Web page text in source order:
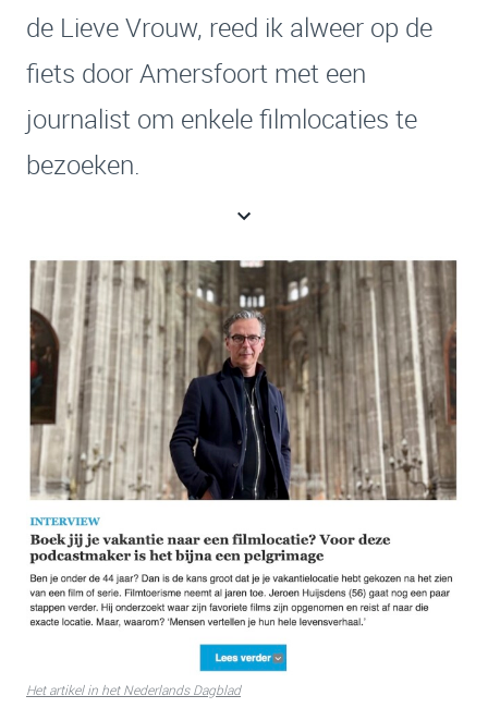
de Lieve Vrouw, reed ik alweer op de
fiets door Amersfoort met een
journalist om enkele filmlocaties te
bezoeken.
Het artikel in het Nederlands Dagblad